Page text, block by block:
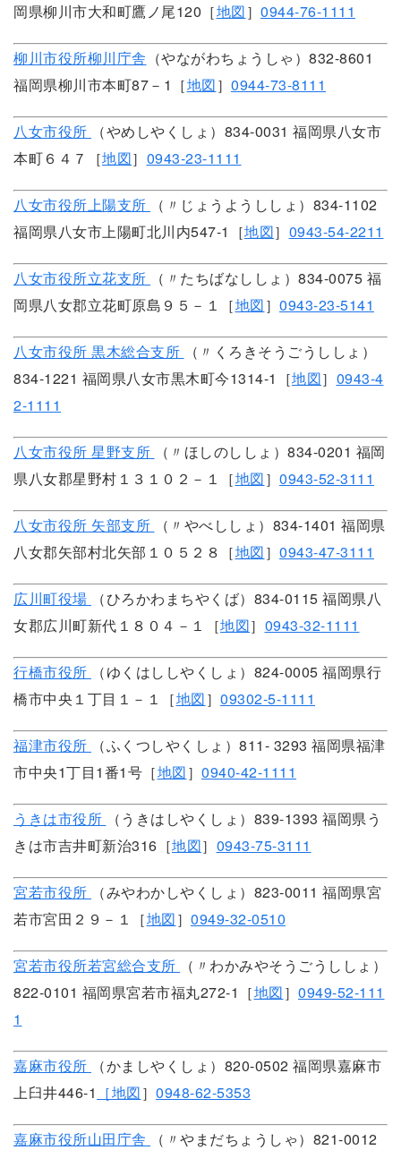
岡県柳川市大和町鷹ノ尾120［地図］ 0944-76-1111
柳川市役所柳川庁舎 （やながわちょうしゃ）832-8601
福岡県柳川市本町87－1［地図］ 0944-73-8111
八女市役所
（やめしやくしょ）834-0031 福岡県八女市
本町６４７［地図］ 0943-23-1111
八女市役所上陽支所
（〃じょうようししょ）834-1102
福岡県八女市上陽町北川内547-1［地図］ 0943-54-2211
八女市役所立花支所
（〃たちばなししょ）834-0075 福
岡県八女郡立花町原島９５－１［地図］ 0943-23-5141
八女市役所 黒木総合支所
（〃くろきそうごうししょ）
834-1221 福岡県八女市黒木町今1314-1［地図］ 0943-4
2-1111
八女市役所 星野支所
（〃ほしのししょ）834-0201 福岡
県八女郡星野村１３１０２－１［地図］ 0943-52-3111
八女市役所 矢部支所
（〃やべししょ）834-1401 福岡県
八女郡矢部村北矢部１０５２８［地図］ 0943-47-3111
広川町役場
（ひろかわまちやくば）834-0115 福岡県八
女郡広川町新代１８０４－１［地図］ 0943-32-1111
行橋市役所
（ゆくはししやくしょ）824-0005 福岡県行
橋市中央１丁目１－１［地図］ 09302-5-1111
福津市役所
（ふくつしやくしょ）811- 3293 福岡県福津
市中央1丁目1番1号［地図］ 0940-42-1111
うきは市役所
（うきはしやくしょ）839-1393 福岡県う
きは市吉井町新治316［地図］ 0943-75-3111
宮若市役所
（みやわかしやくしょ）823-0011 福岡県宮
若市宮田２９－１［地図］ 0949-32-0510
宮若市役所若宮総合支所
（〃わかみやそうごうししょ）
822-0101 福岡県宮若市福丸272-1［地図］ 0949-52-111
1
嘉麻市役所
（かましやくしょ）820-0502 福岡県嘉麻市
上臼井446-1 ［地図］ 0948-62-5353
嘉麻市役所山田庁舎
（〃やまだちょうしゃ）821-0012